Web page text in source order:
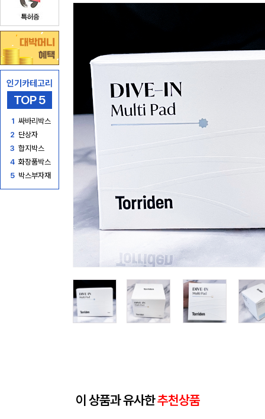
인기카테고리
TOP 5
1 싸바리박스
2 단상자
3 합지박스
4 화장품박스
5 박스부자재
이 상품과 유사한추천상품